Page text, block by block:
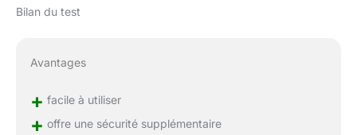
Bilan du test
Avantages
+ facile à utiliser
+ offre une sécurité supplémentaire